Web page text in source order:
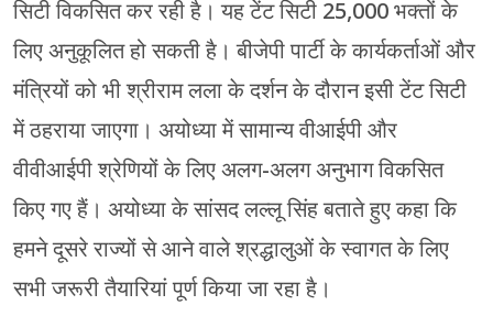
सिटी विकसित कर रही है। यह टेंट सिटी 25,000 भक्तों के
लिए अनुकूलित हो सकती है। बीजेपी पार्टी के कार्यकर्ताओं और
मंत्रियों को भी श्रीराम लला के दर्शन के दौरान इसी टेंट सिटी
में ठहराया जाएगा। अयोध्या में सामान्य वीआईपी और
वीवीआईपी श्रेणियों के लिए अलग-अलग अनुभाग विकसित
किए गए हैं। अयोध्या के सांसद लल्लू सिंह बताते हुए कहा कि
हमने दूसरे राज्यों से आने वाले श्रद्धालुओं के स्वागत के लिए
सभी जरूरी तैयारियां पूर्ण किया जा रहा है।